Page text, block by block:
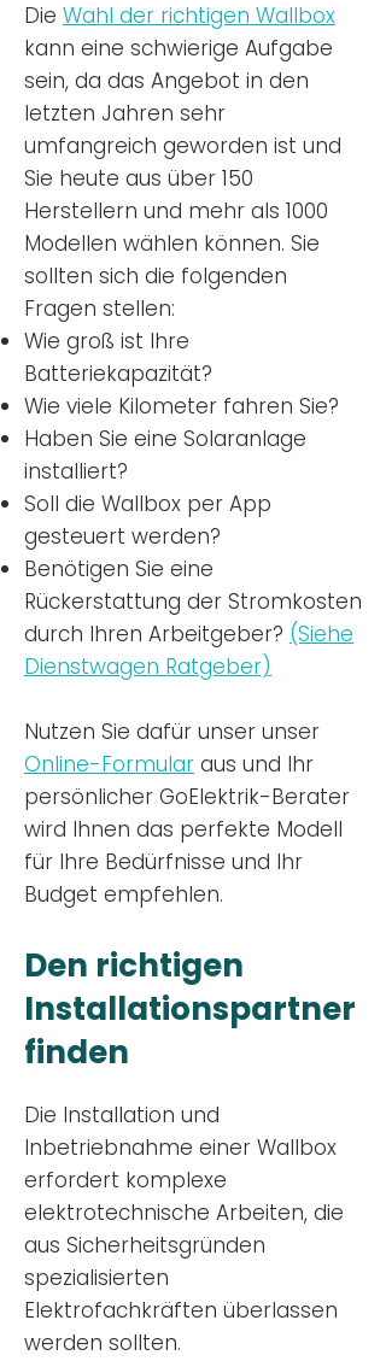
Die Wahl der richtigen Wallbox
kann eine schwierige Aufgabe
sein, da das Angebot in den
letzten Jahren sehr
umfangreich geworden ist und
Sie heute aus über 150
Herstellern und mehr als 1000
Modellen wählen können. Sie
sollten sich die folgenden
Fragen stellen:
Wie groß ist Ihre
Batteriekapazität?
Wie viele Kilometer fahren Sie?
Haben Sie eine Solaranlage
installiert?
Soll die Wallbox per App
gesteuert werden?
Benötigen Sie eine
Rückerstattung der Stromkosten
durch Ihren Arbeitgeber? (Siehe
Dienstwagen Ratgeber)
Nutzen Sie dafür unser unser
Online-Formular aus und Ihr
persönlicher GoElektrik-Berater
wird Ihnen das perfekte Modell
für Ihre Bedürfnisse und Ihr
Budget empfehlen.
Den richtigen
Installationspartner
finden
Die Installation und
Inbetriebnahme einer Wallbox
erfordert komplexe
elektrotechnische Arbeiten, die
aus Sicherheitsgründen
spezialisierten
Elektrofachkräften überlassen
werden sollten.